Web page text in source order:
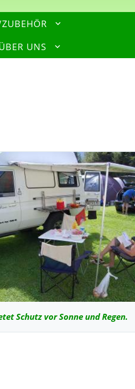
UNS
Schutz vor Sonne und Regen.